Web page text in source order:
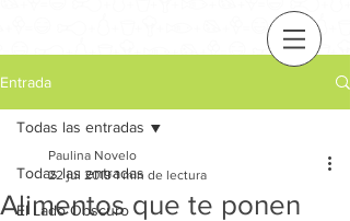
Entrada
Todas las entradas
El Lado Obscuro
Todas las entradas
Alimentos que te ponen
Paulina Novelo
22 jul 2019 1 min de lectura